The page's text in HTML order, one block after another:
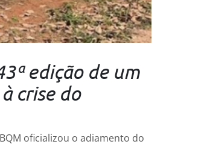
edição de um
crise do
oficializou o adiamento do